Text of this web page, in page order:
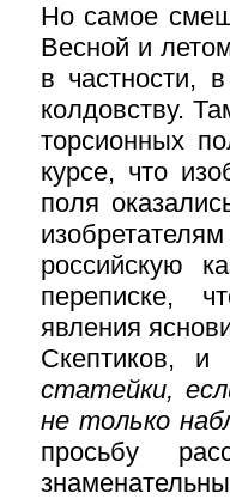
Но самое
Весной и
в частности,
колдовству.
торсионных
курсе, что
поля
российскую
переписке,
явления
Скептиков,
статейки,
не только
просьбу